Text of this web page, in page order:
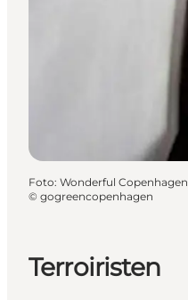
Terroiristen
Foto: Wonderful Copenhagen
© gogreencopenhagen